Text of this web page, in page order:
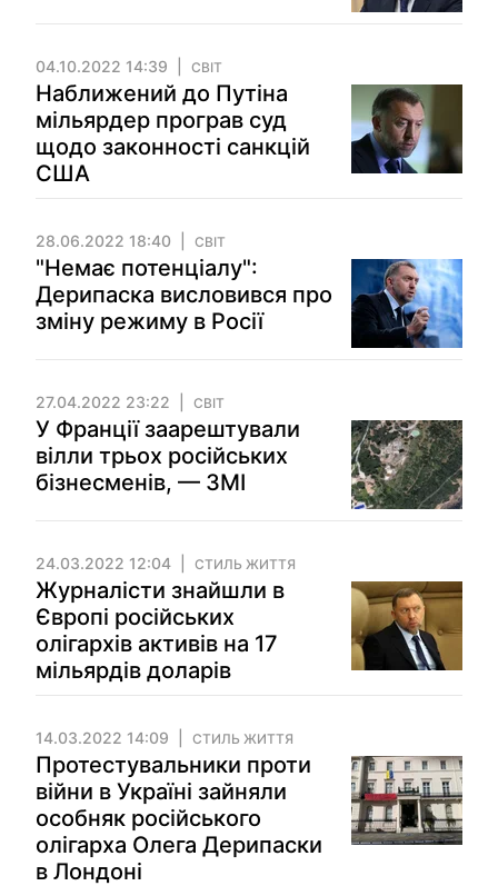
04.10.2022 14:39 СВІТ
Наближений до Путіна
мільярдер програв суд
щодо законності санкцій
США
28.06.2022 18:40 СВІТ
"Немає потенціалу":
Дерипаска висловився про
зміну режиму в Росії
27.04.2022 23:22 СВІТ
У Франції заарештували
вілли трьох російських
бізнесменів, — ЗМІ
24.03.2022 12:04 СТИЛЬ ЖИТТЯ
Журналісти знайшли в
Європі російських
олігархів активів на 17
мільярдів доларів
14.03.2022 14:09 СТИЛЬ ЖИТТЯ
Протестувальники проти
війни в Україні зайняли
особняк російського
олігарха Олега Дерипаски
в Лондоні